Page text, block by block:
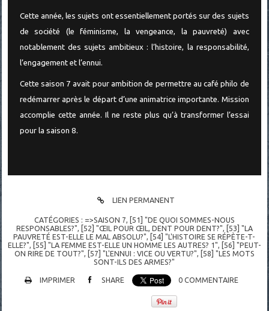
Cette année, les sujets ont essentiellement portés sur des sujets
de société (le féminisme, la vengeance, la pauvreté) avec
notablement des sujets ambitieux : l’histoire, la responsabilité,
l’engagement et l’ennui.
Cette saison 7 avait pour ambition de permettre au café philo de
redémarrer après le départ d’une animatrice importante. Mission
accomplie cette année. Il ne reste plus qu’à transformer l’essai
pour la saison 8.
LIEN PERMANENT
CATÉGORIES : =>SAISON 7, [51] "DE QUOI SOMMES-NOUS
RESPONSABLES?", [52] "ŒIL POUR ŒIL, DENT POUR DENT?", [53] "LA
PAUVRETÉ EST-ELLE LE MAL ABSOLU?", [54] "L'HISTOIRE SE RÉPÈTE-T-
ELLE?", [55] "LA FEMME EST-ELLE UN HOMME LES AUTRES? 1", [56] "PEUT-
ON RIRE DE TOUT?", [57] "L'ENNUI : VICE OU VERTU?", [58] "LES MOTS
SONT-ILS DES ARMES?"
IMPRIMER SHARE 0 COMMENTAIRE